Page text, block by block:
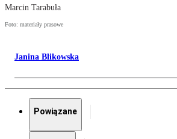
Marcin Tarabuła
Foto: materiały prasowe
Janina Blikowska
Powiązane